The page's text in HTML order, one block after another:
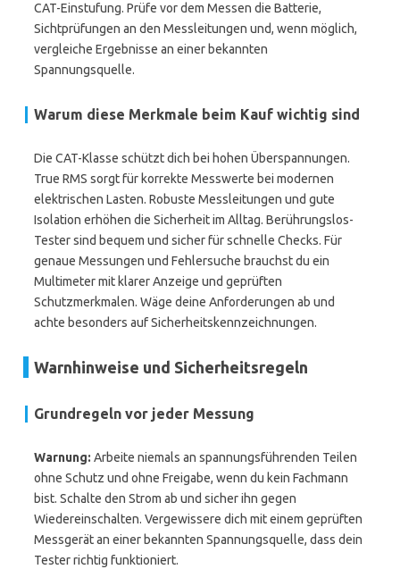
CAT-Einstufung. Prüfe vor dem Messen die Batterie,
Sichtprüfungen an den Messleitungen und, wenn möglich,
vergleiche Ergebnisse an einer bekannten
Spannungsquelle.
Warum diese Merkmale beim Kauf wichtig sind
Die CAT-Klasse schützt dich bei hohen Überspannungen.
True RMS sorgt für korrekte Messwerte bei modernen
elektrischen Lasten. Robuste Messleitungen und gute
Isolation erhöhen die Sicherheit im Alltag. Berührungslos-
Tester sind bequem und sicher für schnelle Checks. Für
genaue Messungen und Fehlersuche brauchst du ein
Multimeter mit klarer Anzeige und geprüften
Schutzmerkmalen. Wäge deine Anforderungen ab und
achte besonders auf Sicherheitskennzeichnungen.
Warnhinweise und Sicherheitsregeln
Grundregeln vor jeder Messung
Warnung: Arbeite niemals an spannungsführenden Teilen
ohne Schutz und ohne Freigabe, wenn du kein Fachmann
bist. Schalte den Strom ab und sicher ihn gegen
Wiedereinschalten. Vergewissere dich mit einem geprüften
Messgerät an einer bekannten Spannungsquelle, dass dein
Tester richtig funktioniert.